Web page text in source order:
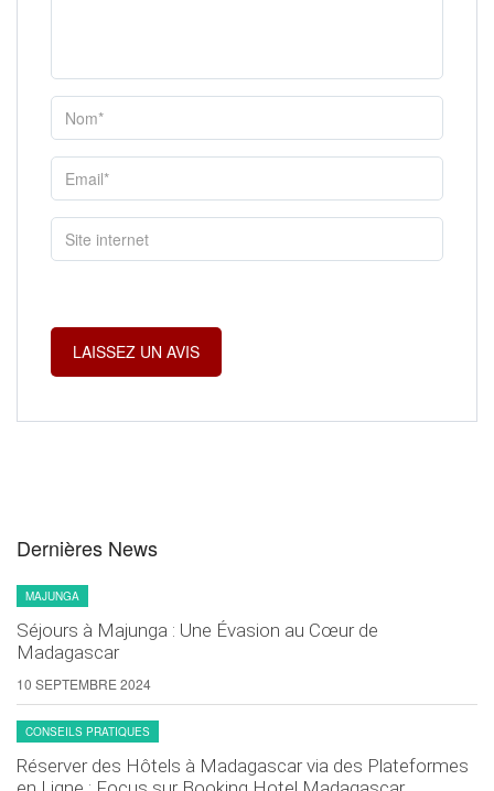
Dernières News
MAJUNGA
Séjours à Majunga : Une Évasion au Cœur de
Madagascar
10 SEPTEMBRE 2024
CONSEILS PRATIQUES
Réserver des Hôtels à Madagascar via des Plateformes